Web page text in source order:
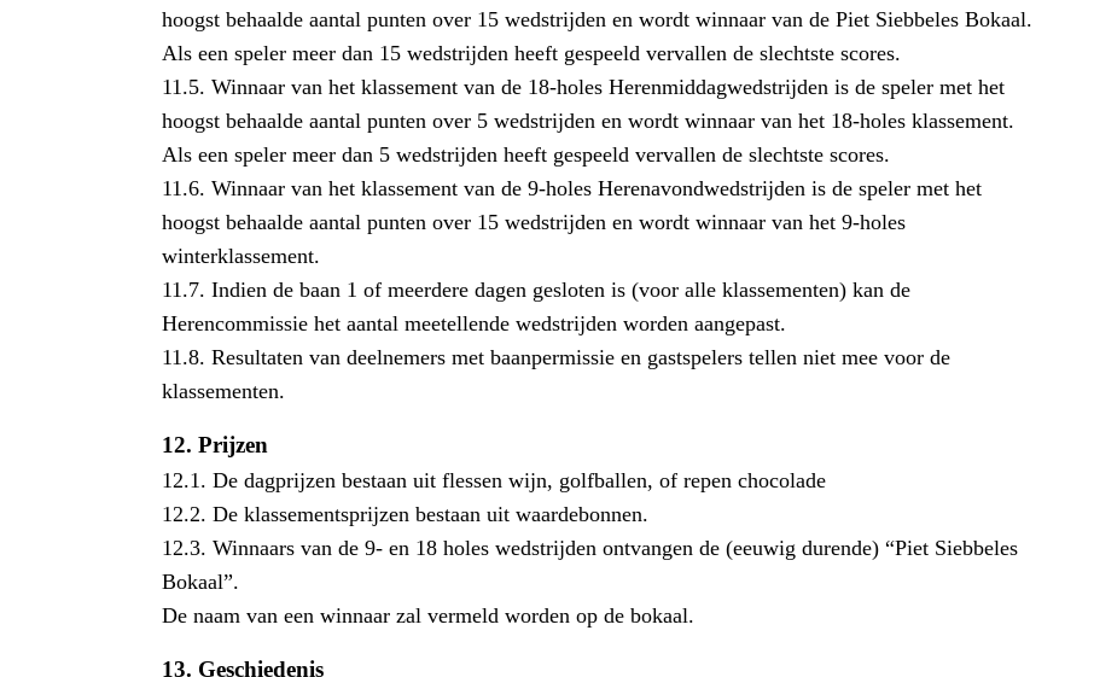
hoogst behaalde aantal punten over 15 wedstrijden en wordt winnaar van de Piet Siebbeles Bokaal.
Als een speler meer dan 15 wedstrijden heeft gespeeld vervallen de slechtste scores.
11.5. Winnaar van het klassement van de 18-holes Herenmiddagwedstrijden is de speler met het
hoogst behaalde aantal punten over 5 wedstrijden en wordt winnaar van het 18-holes klassement.
Als een speler meer dan 5 wedstrijden heeft gespeeld vervallen de slechtste scores.
11.6. Winnaar van het klassement van de 9-holes Herenavondwedstrijden is de speler met het
hoogst behaalde aantal punten over 15 wedstrijden en wordt winnaar van het 9-holes
winterklassement.
11.7. Indien de baan 1 of meerdere dagen gesloten is (voor alle klassementen) kan de
Herencommissie het aantal meetellende wedstrijden worden aangepast.
11.8. Resultaten van deelnemers met baanpermissie en gastspelers tellen niet mee voor de
klassementen.
12. Prijzen
12.1. De dagprijzen bestaan uit flessen wijn, golfballen, of repen chocolade
12.2. De klassementsprijzen bestaan uit waardebonnen.
12.3. Winnaars van de 9- en 18 holes wedstrijden ontvangen de (eeuwig durende) “Piet Siebbeles
Bokaal”.
De naam van een winnaar zal vermeld worden op de bokaal.
13. Geschiedenis